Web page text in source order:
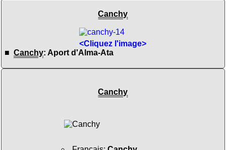
Canchy
<Cliquez l'image>
■ Canchy: Aport d'Alma-Ata
Canchy